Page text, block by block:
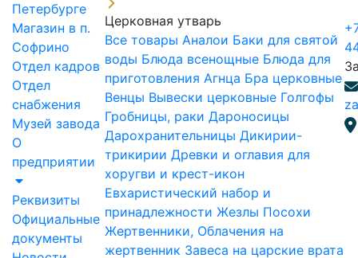
Петербурге
Магазин в п.
Софрино
Отдел кадров
Отдел
снабжения
Музей завода
О
предприятии
Реквизиты
Официальные
документы
Церковная утварь
Все товары Аналои Баки для святой
воды Блюда всенощные Блюда для
приготовления Агнца Бра церковные
Венцы Вывески церковные Голгофы
Гробницы, раки Дароносицы
Дарохранительницы Дикирии-
трикирии Древки и оглавия для
хоругви и крест-икон
Евхаристический набор и
принадлежности Жезлы Посохи
Жертвенники, Облачения на
жертвенник Завеса на царские врата